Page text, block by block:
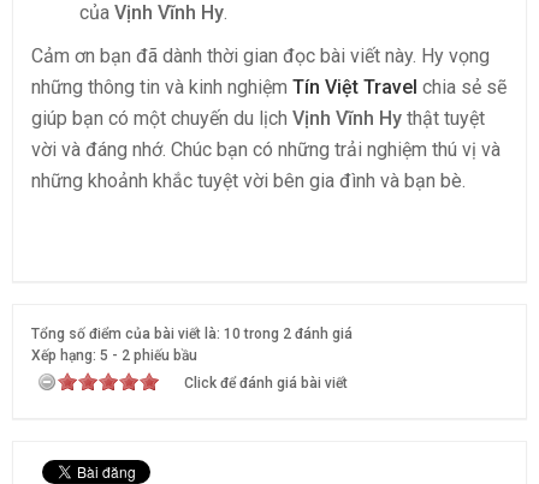
của Vịnh Vĩnh Hy.
Cảm ơn bạn đã dành thời gian đọc bài viết này. Hy vọng
những thông tin và kinh nghiệm Tín Việt Travel chia sẻ sẽ
giúp bạn có một chuyến du lịch Vịnh Vĩnh Hy thật tuyệt
vời và đáng nhớ. Chúc bạn có những trải nghiệm thú vị và
những khoảnh khắc tuyệt vời bên gia đình và bạn bè.
Tổng số điểm của bài viết là: 10 trong 2 đánh giá
Xếp hạng: 5 - 2 phiếu bầu
Click để đánh giá bài viết